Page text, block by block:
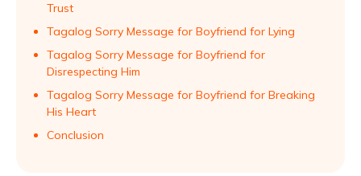
Trust
Tagalog Sorry Message for Boyfriend for Lying
Tagalog Sorry Message for Boyfriend for
Disrespecting Him
Tagalog Sorry Message for Boyfriend for Breaking
His Heart
Conclusion